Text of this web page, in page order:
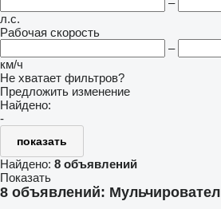
–
л.с.
Рабочая скорость
–
км/ч
Не хватает фильтров?
Предложить изменение
Найдено:
-
показать
Найдено: 8 объявлений
Показать
8 объявлений: